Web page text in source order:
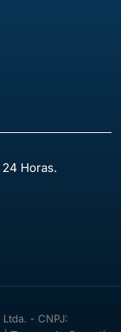
Horas.
- CNPJ: